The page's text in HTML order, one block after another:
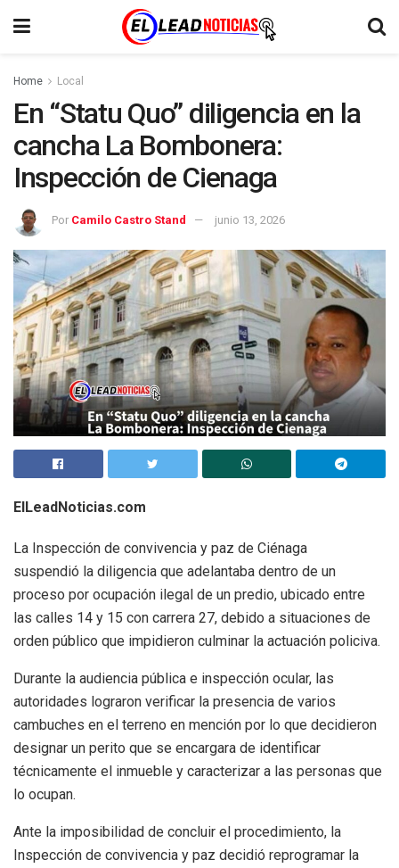
Home Local
En “Statu Quo” diligencia en la
cancha La Bombonera:
Inspección de Cienaga
Por Camilo Castro Stand junio 13, 2026
ElLeadNoticias.com
La Inspección de convivencia y paz de Ciénaga
suspendió la diligencia que adelantaba dentro de un
proceso por ocupación ilegal de un predio, ubicado entre
las calles 14 y 15 con carrera 27, debido a situaciones de
orden público que impidieron culminar la actuación policiva.
Durante la audiencia pública e inspección ocular, las
autoridades lograron verificar la presencia de varios
cambuches en el terreno en mención por lo que decidieron
designar un perito que se encargara de identificar
técnicamente el inmueble y caracterizar a las personas que
lo ocupan.
Ante la imposibilidad de concluir el procedimiento, la
Inspección de convivencia y paz decidió reprogramar la